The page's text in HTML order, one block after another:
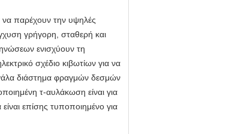
να παρέχουν την υψηλές
γρήγορη, σταθερή και
ενισχύουν τη
σχέδιο κιβωτίων για να
διάστημα φραγμών δεσμών
τ-αυλάκωση είναι για
επίσης τυποποιημένο για